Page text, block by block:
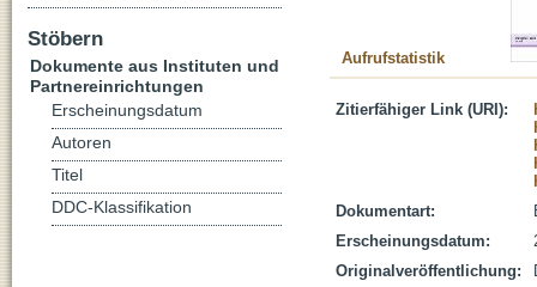
Aufrufstatistik
Zitierfähiger Link (URI):
Dokumentart:
Erscheinungsdatum:
Originalveröffentlichung:
Stöbern
Dokumente aus Instituten und
Partnereinrichtungen
Erscheinungsdatum
Autoren
Titel
DDC-Klassifikation